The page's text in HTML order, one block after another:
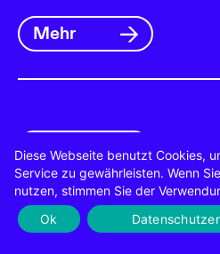
Mehr
7. Juni 2024
Diese Webseite benutzt Cookies,
Service zu gewährleisten. Wenn
nutzen, stimmen Sie der
Ok